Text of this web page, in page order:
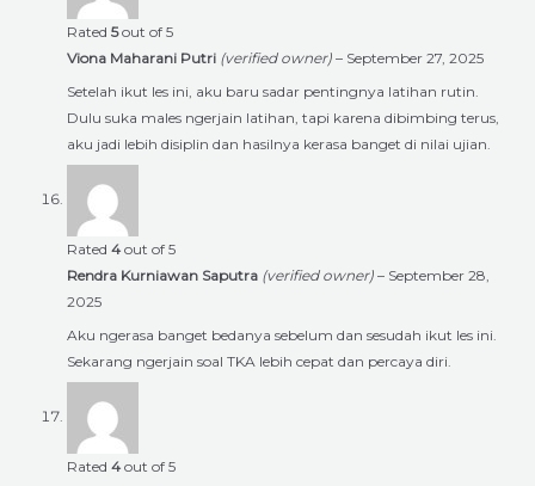
Rated 5out of 5
Viona Maharani Putri (verified owner) – September 27, 2025
Setelah ikut les ini, aku baru sadar pentingnya latihan rutin.
Dulu suka males ngerjain latihan, tapi karena dibimbing terus,
aku jadi lebih disiplin dan hasilnya kerasa banget di nilai ujian.
Rated 4 out of 5
Rendra Kurniawan Saputra (verified owner) – September 28,
2025
Aku ngerasa banget bedanya sebelum dan sesudah ikut les ini.
Sekarang ngerjain soal TKA lebih cepat dan percaya diri.
Rated 4 out of 5